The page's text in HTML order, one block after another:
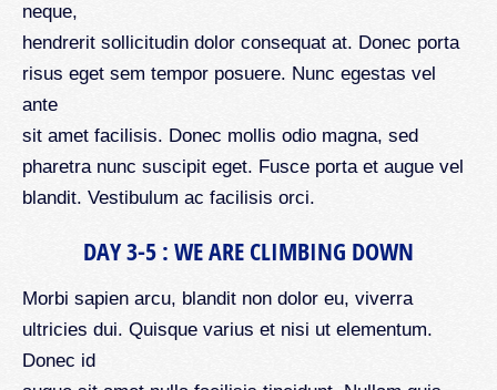
neque,
hendrerit sollicitudin dolor consequat at. Donec porta
risus eget sem tempor posuere. Nunc egestas vel
ante
sit amet facilisis. Donec mollis odio magna, sed
pharetra nunc suscipit eget. Fusce porta et augue vel
blandit. Vestibulum ac facilisis orci.
DAY 3-5 : WE ARE CLIMBING DOWN
Morbi sapien arcu, blandit non dolor eu, viverra
ultricies dui. Quisque varius et nisi ut elementum.
Donec id